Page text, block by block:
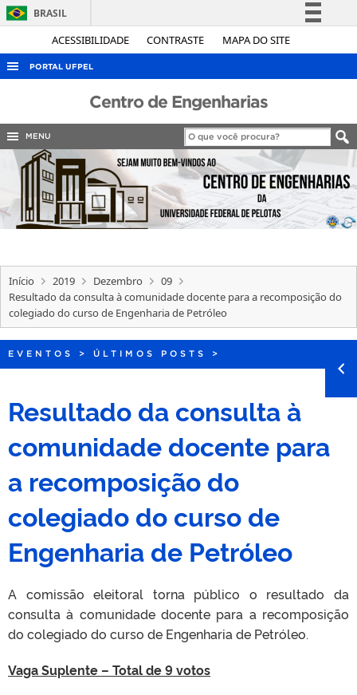
ACESSIBILIDADE CONTRASTE MAPA DO SITE
BRASIL
Simplifique!
Acesso à informação
Legislação
Canais
PORTAL UFPEL
COBALTO
CONCURSOS
EDITAIS
INTERNACIONAL
PORTARIAS
TELEFONES
Centro de Engenharias
MENU
Início 2019 Dezembro
09
Resultado da consulta à comunidade docente para a recomposição do
colegiado do curso de Engenharia de Petróleo
EVENTOS > ÚLTIMOS POSTS >
Resultado da consulta à
comunidade docente para
a recomposição do
colegiado do curso de
Engenharia de Petróleo
A comissão eleitoral torna público o resultado da
consulta à comunidade docente para a recomposição
do colegiado do curso de Engenharia de Petróleo.
Vaga Suplente – Total de 9 votos